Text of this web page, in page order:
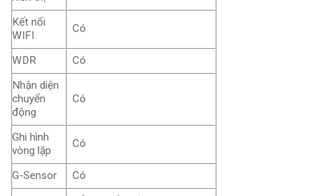
Kết nối
WIFI
Có
WDR
Có
Nhận diện
chuyển
động
Có
Ghi hình
vòng lặp
Có
G-Sensor Có